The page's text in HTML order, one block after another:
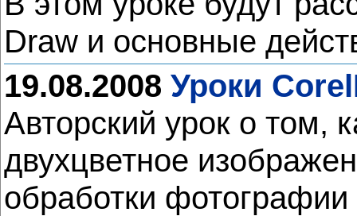
Draw и основные
19.08.2008 Уроки
Авторский урок о том,
двухцветное
обработки фотографии